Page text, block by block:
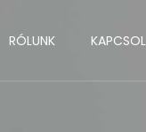
RÓLUNK